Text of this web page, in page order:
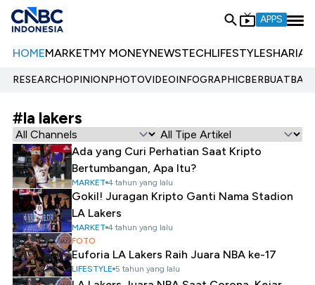
APPS
HOMEMARKETMY MONEYNEWSTECHLIFESTYLESHARIA
RESEARCHOPINIONPHOTOVIDEOINFOGRAPHIC
#la lakers
Ada yang Curi Perhatian Saat Kripto
Bertumbangan, Apa Itu?
MARKET 4 tahun yang lalu
Gokil! Juragan Kripto Ganti Nama Stadion
LA Lakers
MARKET 4 tahun yang lalu
FOTO
Euforia LA Lakers Raih Juara NBA ke-17
LIFESTYLE 5 tahun yang lalu